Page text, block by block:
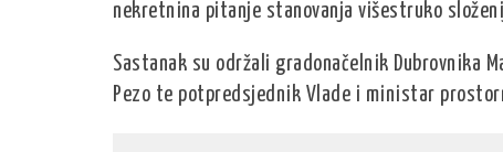
nekretnina pitanje stanovanja višestruko
Sastanak su održali gradonačelnik Dubrovnika
Pezo te potpredsjednik Vlade i ministar